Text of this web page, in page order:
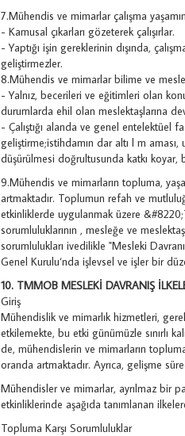
7.Mühendis ve mimarlar çalışma
- Kamusal çıkarları gözeterek çalışırlar.
- Yaptığı işin gereklerinin dışında,
geliştirmezler.
8.Mühendis ve mimarlar bilime ve
- Yalnız, becerileri ve eğitimleri olan
durumlarda ehil olan meslektaşlarına
- Çalıştığı alanda ve genel entelektüel
geliştirme;istihdamın dar altı l m
düşürülmesi doğrultusunda katkı koyar,
9.Mühendis ve mimarların topluma,
artmaktadır. Toplumun refah ve
etkinliklerde uygulanmak üzere
sorumluluklarının , mesleğe ve
sorumlulukları ivedilikle "Mesleki
Genel Kurulu‘nda işlevsel ve işler bir
10. TMMOB MESLEKİ DAVRANIŞ
Giriş
Mühendislik ve mimarlık hizmetleri,
etkilemekte, bu etki günümüzle sınırlı
de, mühendislerin ve mimarların
oranda artmaktadır. Ayrıca, gelişme
Mühendisler ve mimarlar, ayrılmaz bir
etkinliklerinde aşağıda tanımlanan
Topluma Karşı Sorumluluklar